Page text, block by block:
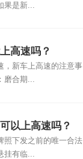
是新...
高速吗？
，新车上高速的注意事
磨合期...
以上高速吗？
照下发之前的唯一合法
挂有临...